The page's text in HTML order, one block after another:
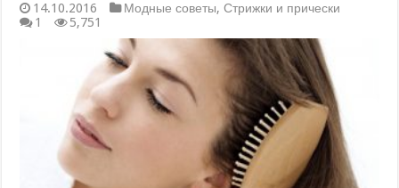
14.10.2016 Модные советы,Стрижки и прически
1
5,751